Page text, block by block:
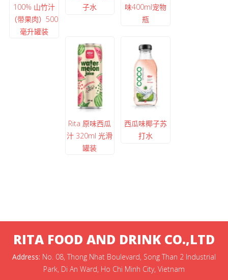
100% 山竹汁
（带果肉）500
毫升罐装
子水
味400ml宠物
瓶
Rita 原味西瓜
汁 320ml 光滑
罐装
西瓜味椰子苏
打水
RITA FOOD AND DRINK CO.,LTD
Address: No. 08, Thong Nhat Boulevard, Song Than 2 Industrial
Park, Di An Ward, Ho Chi Minh City, Vietnam